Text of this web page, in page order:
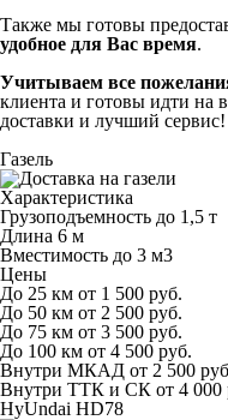
Также мы готовы
удобное для Вас время.
Учитываем все
клиента и готовы идти на
доставки и лучший сервис!
Газель
Характеристика
Грузоподъемность до 1,5 т
Длина 6 м
Вместимость до 3 м3
Цены
До 25 км от 1 500 руб.
До 50 км от 2 500 руб.
До 75 км от 3 500 руб.
До 100 км от 4 500 руб.
Внутри МКАД от 2 500
Внутри ТТК и СК от 4 000
HyUndai HD78